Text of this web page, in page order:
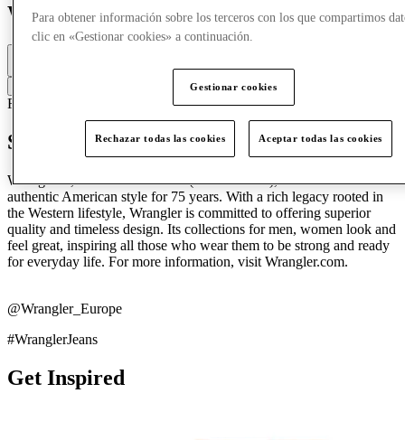
Wrangler
Ropa Vaqueros
Step into Wrangler
Wrangler®, of Kontoor Brands (NYSE: KTB), has been an icon in
authentic American style for 75 years. With a rich legacy rooted in
the Western lifestyle, Wrangler is committed to offering superior
quality and timeless design. Its collections for men, women look and
feel great, inspiring all those who wear them to be strong and ready
for everyday life. For more information, visit Wrangler.com.
@Wrangler_Europe
#WranglerJeans
Get Inspired
Para obtener información sobre los terceros con los que compartimos
clic en «Gestionar cookies» a continuación.
Gestionar cookies
Rechazar todas las cookies Aceptar todas las cookies